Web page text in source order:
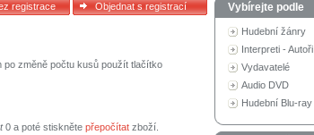
změně počtu kusů použít tlačítko
0 a poté stiskněte přepočítat zboží.
Vybírejte podle
Hudební žánry
Interpreti - Autoři
Vydavatelé
Audio DVD
Hudební Blu-ray